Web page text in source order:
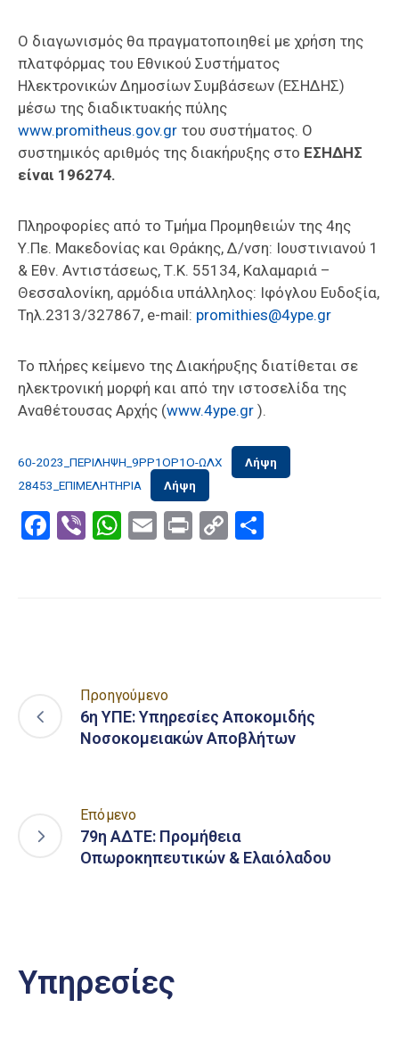
Ο διαγωνισμός θα πραγματοποιηθεί με χρήση της
πλατφόρμας του Εθνικού Συστήματος
Ηλεκτρονικών Δημοσίων Συμβάσεων (ΕΣΗΔΗΣ)
μέσω της διαδικτυακής πύλης
www.promitheus.gov.gr του συστήματος. Ο
συστημικός αριθμός της διακήρυξης στο ΕΣΗΔΗΣ
είναι 196274.
Πληροφορίες από το Τμήμα Προμηθειών της 4ης
Υ.Πε. Μακεδονίας και Θράκης, Δ/νση: Ιουστινιανού 1
& Εθν. Αντιστάσεως, Τ.Κ. 55134, Καλαμαριά –
Θεσσαλονίκη, αρμόδια υπάλληλος: Ιφόγλου Ευδοξία,
Τηλ.2313/327867, e-mail: promithies@4ype.gr
Το πλήρες κείμενο της Διακήρυξης διατίθεται σε
ηλεκτρονική μορφή και από την ιστοσελίδα της
Αναθέτουσας Αρχής (www.4ype.gr ).
60-2023_ΠΕΡΙΛΗΨΗ_9ΡΡ1ΟΡ1Ο-ΩΛΧ
Λήψη
28453_ΕΠΙΜΕΛΗΤΗΡΙΑ
Λήψη
Facebook
ViberWhatsApp
EmailPrintCopy
Προηγούμενο
6η ΥΠΕ: Υπηρεσίες Αποκομιδής
Νοσοκομειακών Αποβλήτων
Επόμενο
79η ΑΔΤΕ: Προμήθεια
Οπωροκηπευτικών & Ελαιόλαδου
Υπηρεσίες